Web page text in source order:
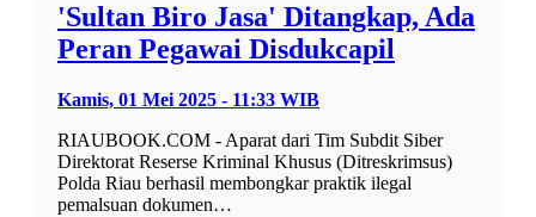
'Sultan Biro Jasa' Ditangkap, Ada
Peran Pegawai Disdukcapil
Kamis, 01 Mei 2025 - 11:33 WIB
RIAUBOOK.COM - Aparat dari Tim Subdit Siber
Direktorat Reserse Kriminal Khusus (Ditreskrimsus)
Polda Riau berhasil membongkar praktik ilegal
pemalsuan dokumen…